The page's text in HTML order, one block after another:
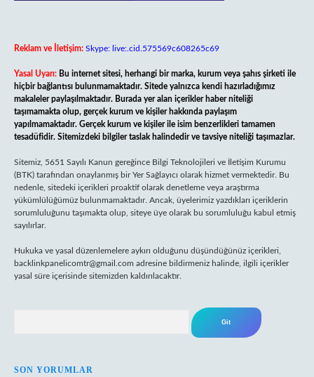
Reklam ve İletişim: Skype: live:.cid.575569c608265c69
Yasal Uyarı: Bu internet sitesi, herhangi bir marka, kurum veya şahıs şirketi ile
hiçbir bağlantısı bulunmamaktadır. Sitede yalnızca kendi hazırladığımız
makaleler paylaşılmaktadır. Burada yer alan içerikler haber niteliği
taşımamakta olup, gerçek kurum ve kişiler hakkında paylaşım
yapılmamaktadır. Gerçek kurum ve kişiler ile isim benzerlikleri tamamen
tesadüfidir. Sitemizdeki bilgiler taslak halindedir ve tavsiye niteliği taşımazlar.
Sitemiz, 5651 Sayılı Kanun gereğince Bilgi Teknolojileri ve İletişim Kurumu
(BTK) tarafından onaylanmış bir Yer Sağlayıcı olarak hizmet vermektedir. Bu
nedenle, sitedeki içerikleri proaktif olarak denetleme veya araştırma
yükümlülüğümüz bulunmamaktadır. Ancak, üyelerimiz yazdıkları içeriklerin
sorumluluğunu taşımakta olup, siteye üye olarak bu sorumluluğu kabul etmiş
sayılırlar.
Hukuka ve yasal düzenlemelere aykırı olduğunu düşündüğünüz içerikleri,
backlinkpanelicomtr@gmail.com adresine bildirmeniz halinde, ilgili içerikler
yasal süre içerisinde sitemizden kaldırılacaktır.
SON YORUMLAR